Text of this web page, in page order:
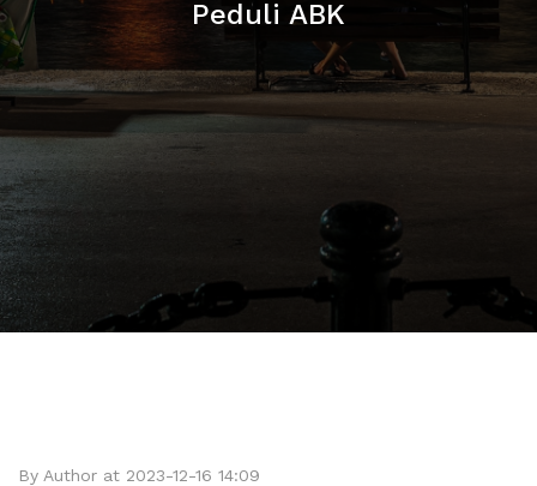
Peduli ABK
By Author at 2023-12-16 14:09